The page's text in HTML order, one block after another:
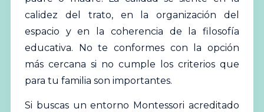
calidez del trato, en la organización del
espacio y en la coherencia de la filosofía
educativa. No te conformes con la opción
más cercana si no cumple los criterios que
para tu familia son importantes.
Si buscas un entorno Montessori acreditado